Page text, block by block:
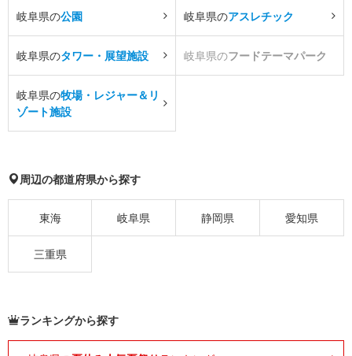
岐阜県の公園 岐阜県のアスレチック
岐阜県のタワー・展望施設 岐阜県のフードテーマパーク
岐阜県の牧場・レジャー＆リ
ゾート施設
周辺の都道府県から探す
東海 岐阜県 静岡県 愛知県
三重県
ランキングから探す